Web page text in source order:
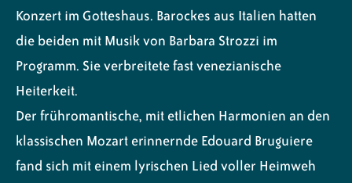
Konzert im Gotteshaus. Barockes aus Italien hatten
die beiden mit Musik von Barbara Strozzi im
Programm. Sie verbreitete fast venezianische
Heiterkeit.
Der frühromantische, mit etlichen Harmonien an den
klassischen Mozart erinnernde Edouard Bruguiere
fand sich mit einem lyrischen Lied voller Heimweh